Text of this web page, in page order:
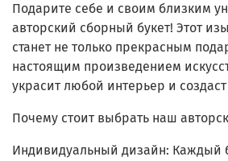
Подарите себе и своим близким
авторский сборный букет! Этот
станет не только прекрасным
настоящим произведением
украсит любой интерьер и
Почему стоит выбрать наш
Индивидуальный дизайн: Каждый